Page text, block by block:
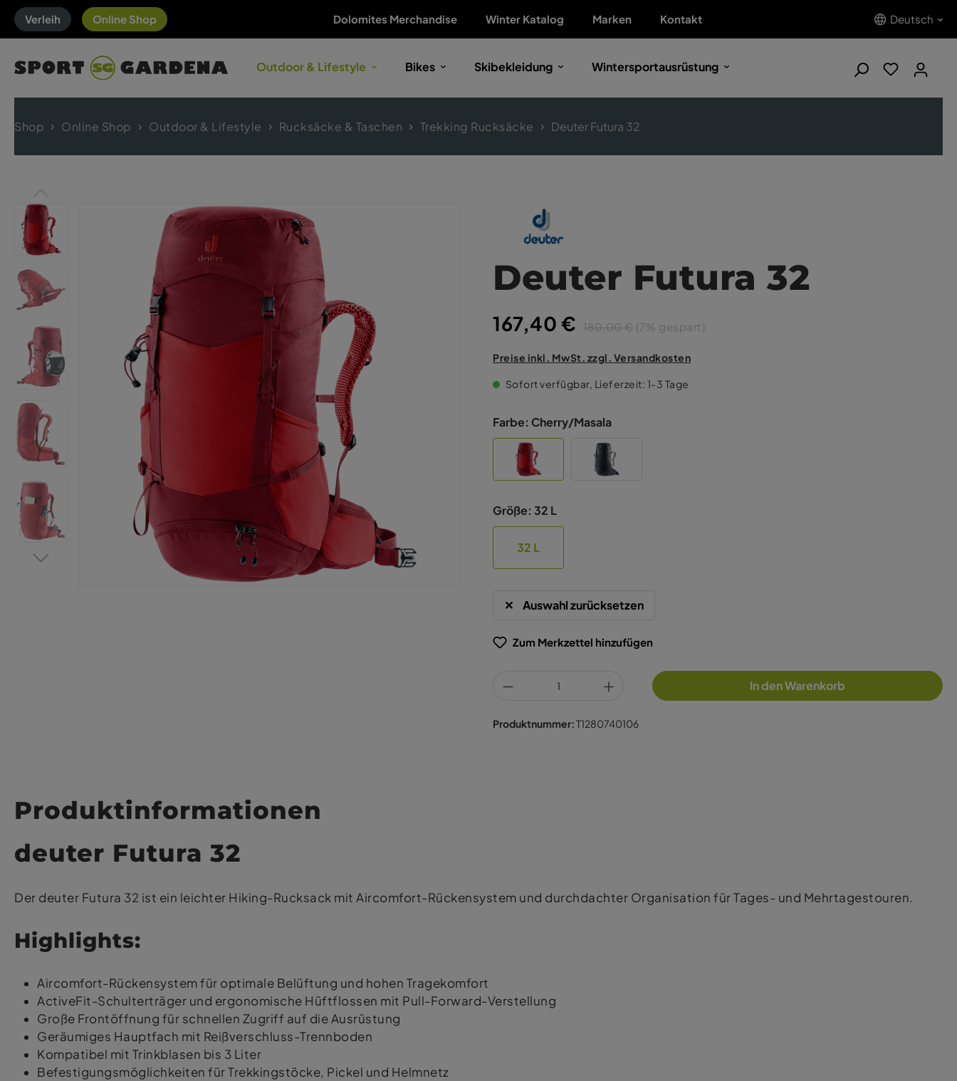
Verleih Online Shop Dolomites Merchandise Winter Katalog Marken Kontakt Deutsch
Outdoor & Lifestyle Bikes Skibekleidung Wintersportausrüstung
Shop Online Shop Outdoor & Lifestyle Rucksäcke & Taschen Trekking Rucksäcke Deuter Futura 32
Deuter Futura 32
167,40 € 180,00 € (7% gespart)
Preise inkl. MwSt. zzgl. Versandkosten
Sofort verfügbar, Lieferzeit: 1-3 Tage
Farbe: Cherry/Masala
Größe: 32 L
32 L
Auswahl zurücksetzen
Zum Merkzettel hinzufügen
In den Warenkorb
Produktnummer:T1280740106
Produktinformationen
deuter Futura 32
Der deuter Futura 32 ist ein leichter Hiking-Rucksack mit Aircomfort-Rückensystem und durchdachter Organisation für Tages- und Mehrtagestouren.
Highlights:
Aircomfort-Rückensystem für optimale Belüftung und hohen Tragekomfort
ActiveFit-Schulterträger und ergonomische Hüftflossen mit Pull-Forward-Verstellung
Große Frontöffnung für schnellen Zugriff auf die Ausrüstung
Geräumiges Hauptfach mit Reißverschluss-Trennboden
Kompatibel mit Trinkblasen bis 3 Liter
Befestigungsmöglichkeiten für Trekkingstöcke, Pickel und Helmnetz